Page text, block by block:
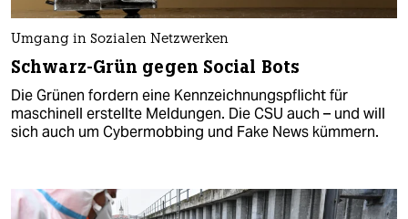
Umgang in Sozialen Netzwerken
Schwarz-Grün gegen Social Bots
Die Grünen fordern eine Kennzeichnungspflicht für
maschinell erstellte Meldungen. Die CSU auch – und will
sich auch um Cybermobbing und Fake News kümmern.